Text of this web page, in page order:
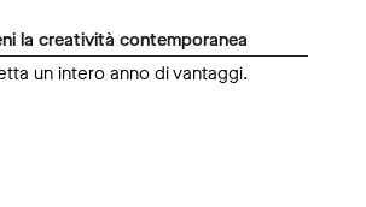
la creatività contemporanea
un intero anno di vantaggi.